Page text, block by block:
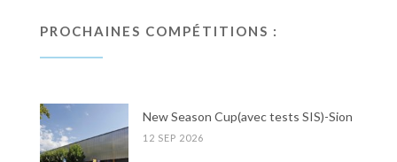
PROCHAINES COMPÉTITIONS :
New Season Cup(avec tests SIS)-Sion
12 SEP 2026